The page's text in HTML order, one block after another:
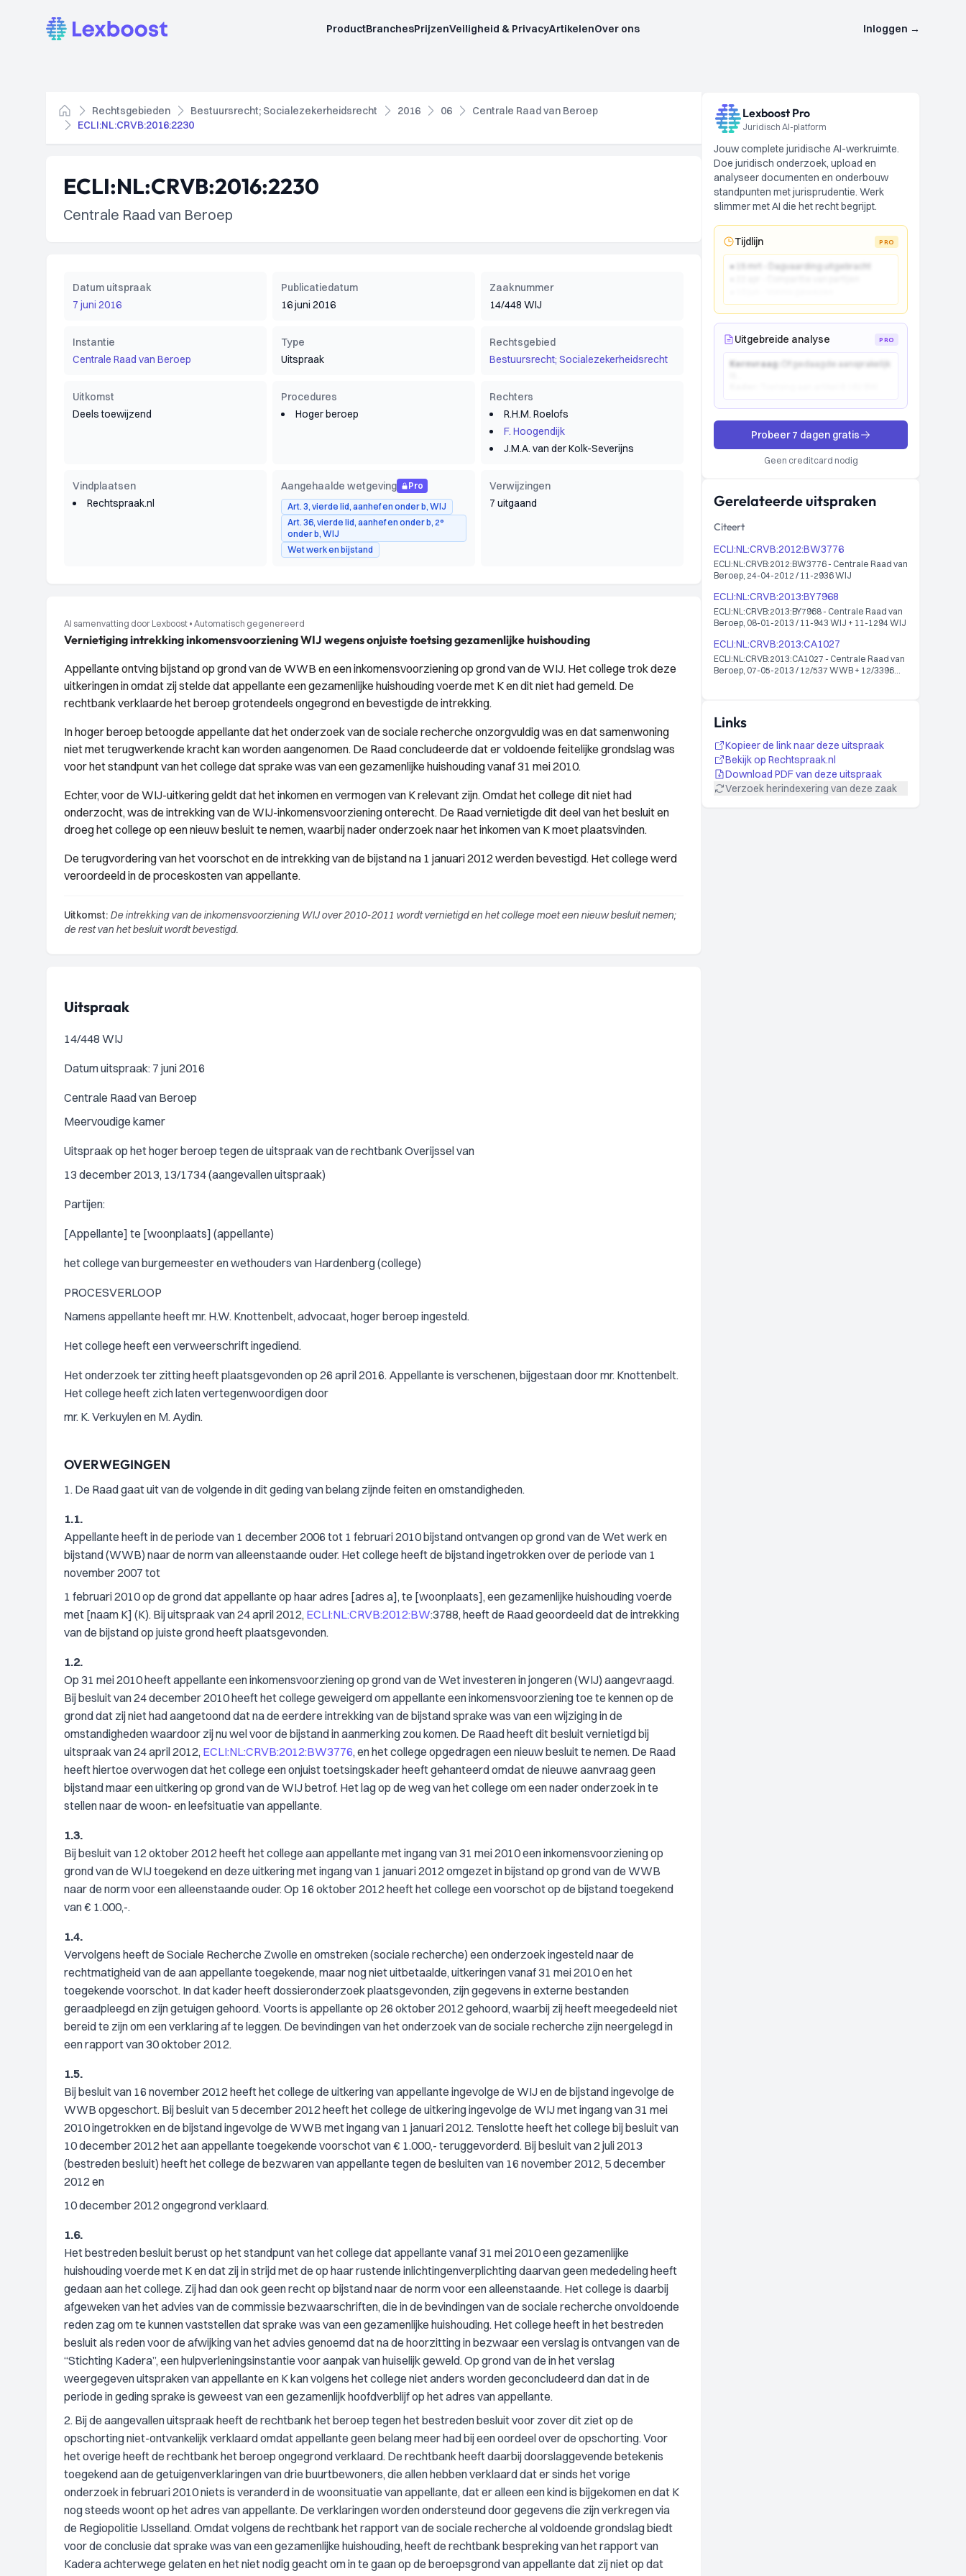
Lexboost ProductBranchesPrijzenVeiligheid & PrivacyArtikelenOver ons Inloggen →
Home
Rechtsgebieden Bestuursrecht; Socialezekerheidsrecht 2016 06
Centrale Raad van Beroep
ECLI:NL:CRVB:2016:2230
ECLI:NL:CRVB:2016:2230
Centrale Raad van Beroep
Datum uitspraak
7 juni 2016
Publicatiedatum
16 juni 2016
Zaaknummer
14/448 WIJ
Instantie
Centrale Raad van Beroep
Type
Uitspraak
Rechtsgebied
Bestuursrecht; Socialezekerheidsrecht
Uitkomst
Deels toewijzend
Procedures
Hoger beroep
Rechters
R.H.M. Roelofs
F. Hoogendijk
J.M.A. van der Kolk-Severijns
Vindplaatsen
Rechtspraak.nl
Aangehaalde wetgeving
Pro
Art. 3, vierde lid, aanhef en onder b, WIJ
Art. 36, vierde lid, aanhef en onder b, 2°
onder b, WIJ
Wet werk en bijstand
Verwijzingen
7 uitgaand
AI samenvatting door Lexboost • Automatisch gegenereerd
Vernietiging intrekking inkomensvoorziening WIJ wegens onjuiste toetsing gezamenlijke huishouding
Appellante ontving bijstand op grond van de WWB en een inkomensvoorziening op grond van de WIJ. Het college trok deze
uitkeringen in omdat zij stelde dat appellante een gezamenlijke huishouding voerde met K en dit niet had gemeld. De
rechtbank verklaarde het beroep grotendeels ongegrond en bevestigde de intrekking.
In hoger beroep betoogde appellante dat het onderzoek van de sociale recherche onzorgvuldig was en dat samenwoning
niet met terugwerkende kracht kan worden aangenomen. De Raad concludeerde dat er voldoende feitelijke grondslag was
voor het standpunt van het college dat sprake was van een gezamenlijke huishouding vanaf 31 mei 2010.
Echter, voor de WIJ-uitkering geldt dat het inkomen en vermogen van K relevant zijn. Omdat het college dit niet had
onderzocht, was de intrekking van de WIJ-inkomensvoorziening onterecht. De Raad vernietigde dit deel van het besluit en
droeg het college op een nieuw besluit te nemen, waarbij nader onderzoek naar het inkomen van K moet plaatsvinden.
De terugvordering van het voorschot en de intrekking van de bijstand na 1 januari 2012 werden bevestigd. Het college werd
veroordeeld in de proceskosten van appellante.
Uitkomst: De intrekking van de inkomensvoorziening WIJ over 2010-2011 wordt vernietigd en het college moet een nieuw besluit nemen;
de rest van het besluit wordt bevestigd.
Uitspraak
14/448 WIJ
Datum uitspraak: 7 juni 2016
Centrale Raad van Beroep
Meervoudige kamer
Uitspraak op het hoger beroep tegen de uitspraak van de rechtbank Overijssel van
13 december 2013, 13/1734 (aangevallen uitspraak)
Partijen:
[Appellante] te [woonplaats] (appellante)
het college van burgemeester en wethouders van Hardenberg (college)
PROCESVERLOOP
Namens appellante heeft mr. H.W. Knottenbelt, advocaat, hoger beroep ingesteld.
Het college heeft een verweerschrift ingediend.
Het onderzoek ter zitting heeft plaatsgevonden op 26 april 2016. Appellante is verschenen, bijgestaan door mr. Knottenbelt.
Het college heeft zich laten vertegenwoordigen door
mr. K. Verkuylen en M. Aydin.
OVERWEGINGEN
1. De Raad gaat uit van de volgende in dit geding van belang zijnde feiten en omstandigheden.
1.1.
Appellante heeft in de periode van 1 december 2006 tot 1 februari 2010 bijstand ontvangen op grond van de Wet werk en
bijstand (WWB) naar de norm van alleenstaande ouder. Het college heeft de bijstand ingetrokken over de periode van 1
november 2007 tot
1 februari 2010 op de grond dat appellante op haar adres [adres a], te [woonplaats], een gezamenlijke huishouding voerde
met [naam K] (K). Bij uitspraak van 24 april 2012, ECLI:NL:CRVB:2012:BW:3788, heeft de Raad geoordeeld dat de intrekking
van de bijstand op juiste grond heeft plaatsgevonden.
1.2.
Op 31 mei 2010 heeft appellante een inkomensvoorziening op grond van de Wet investeren in jongeren (WIJ) aangevraagd.
Bij besluit van 24 december 2010 heeft het college geweigerd om appellante een inkomensvoorziening toe te kennen op de
grond dat zij niet had aangetoond dat na de eerdere intrekking van de bijstand sprake was van een wijziging in de
omstandigheden waardoor zij nu wel voor de bijstand in aanmerking zou komen. De Raad heeft dit besluit vernietigd bij
uitspraak van 24 april 2012, ECLI:NL:CRVB:2012:BW3776, en het college opgedragen een nieuw besluit te nemen. De Raad
heeft hiertoe overwogen dat het college een onjuist toetsingskader heeft gehanteerd omdat de nieuwe aanvraag geen
bijstand maar een uitkering op grond van de WIJ betrof. Het lag op de weg van het college om een nader onderzoek in te
stellen naar de woon- en leefsituatie van appellante.
1.3.
Bij besluit van 12 oktober 2012 heeft het college aan appellante met ingang van 31 mei 2010 een inkomensvoorziening op
grond van de WIJ toegekend en deze uitkering met ingang van 1 januari 2012 omgezet in bijstand op grond van de WWB
naar de norm voor een alleenstaande ouder. Op 16 oktober 2012 heeft het college een voorschot op de bijstand toegekend
van € 1.000,-.
1.4.
Vervolgens heeft de Sociale Recherche Zwolle en omstreken (sociale recherche) een onderzoek ingesteld naar de
rechtmatigheid van de aan appellante toegekende, maar nog niet uitbetaalde, uitkeringen vanaf 31 mei 2010 en het
toegekende voorschot. In dat kader heeft dossieronderzoek plaatsgevonden, zijn gegevens in externe bestanden
geraadpleegd en zijn getuigen gehoord. Voorts is appellante op 26 oktober 2012 gehoord, waarbij zij heeft meegedeeld niet
bereid te zijn om een verklaring af te leggen. De bevindingen van het onderzoek van de sociale recherche zijn neergelegd in
een rapport van 30 oktober 2012.
1.5.
Bij besluit van 16 november 2012 heeft het college de uitkering van appellante ingevolge de WIJ en de bijstand ingevolge de
WWB opgeschort. Bij besluit van 5 december 2012 heeft het college de uitkering ingevolge de WIJ met ingang van 31 mei
2010 ingetrokken en de bijstand ingevolge de WWB met ingang van 1 januari 2012. Tenslotte heeft het college bij besluit van
10 december 2012 het aan appellante toegekende voorschot van € 1.000,- teruggevorderd. Bij besluit van 2 juli 2013
(bestreden besluit) heeft het college de bezwaren van appellante tegen de besluiten van 16 november 2012, 5 december
2012 en
10 december 2012 ongegrond verklaard.
1.6.
Het bestreden besluit berust op het standpunt van het college dat appellante vanaf 31 mei 2010 een gezamenlijke
huishouding voerde met K en dat zij in strijd met de op haar rustende inlichtingenverplichting daarvan geen mededeling heeft
gedaan aan het college. Zij had dan ook geen recht op bijstand naar de norm voor een alleenstaande. Het college is daarbij
afgeweken van het advies van de commissie bezwaarschriften, die in de bevindingen van de sociale recherche onvoldoende
reden zag om te kunnen vaststellen dat sprake was van een gezamenlijke huishouding. Het college heeft in het bestreden
besluit als reden voor de afwijking van het advies genoemd dat na de hoorzitting in bezwaar een verslag is ontvangen van de
“Stichting Kadera”, een hulpverleningsinstantie voor aanpak van huiselijk geweld. Op grond van de in het verslag
weergegeven uitspraken van appellante en K kan volgens het college niet anders worden geconcludeerd dan dat in de
periode in geding sprake is geweest van een gezamenlijk hoofdverblijf op het adres van appellante.
2. Bij de aangevallen uitspraak heeft de rechtbank het beroep tegen het bestreden besluit voor zover dit ziet op de
opschorting niet-ontvankelijk verklaard omdat appellante geen belang meer had bij een oordeel over de opschorting. Voor
het overige heeft de rechtbank het beroep ongegrond verklaard. De rechtbank heeft daarbij doorslaggevende betekenis
toegekend aan de getuigenverklaringen van drie buurtbewoners, die allen hebben verklaard dat er sinds het vorige
onderzoek in februari 2010 niets is veranderd in de woonsituatie van appellante, dat er alleen een kind is bijgekomen en dat K
nog steeds woont op het adres van appellante. De verklaringen worden ondersteund door gegevens die zijn verkregen via
de Regiopolitie IJsselland. Omdat volgens de rechtbank het rapport van de sociale recherche al voldoende grondslag biedt
voor de conclusie dat sprake was van een gezamenlijke huishouding, heeft de rechtbank bespreking van het rapport van
Kadera achterwege gelaten en het niet nodig geacht om in te gaan op de beroepsgrond van appellante dat zij niet op dat
Lexboost Pro
Juridisch AI-platform
Jouw complete juridische AI-werkruimte.
Doe juridisch onderzoek, upload en
analyseer documenten en onderbouw
standpunten met jurisprudentie. Werk
slimmer met AI die het recht begrijpt.
Tijdlijn PRO
● 15 mrt - Dagvaarding uitgebracht
Uitgebreide analyse PRO
Kernvraag:
Of gedaagde aansprakelijk
Probeer 7 dagen gratis
Geen creditcard nodig
Gerelateerde uitspraken
Citeert
ECLI:NL:CRVB:2012:BW3776
ECLI:NL:CRVB:2012:BW3776 - Centrale Raad van
Beroep, 24-04-2012 / 11-2936 WIJ
ECLI:NL:CRVB:2013:BY7968
ECLI:NL:CRVB:2013:BY7968 - Centrale Raad van
Beroep, 08-01-2013 / 11-943 WIJ + 11-1294 WIJ
ECLI:NL:CRVB:2013:CA1027
ECLI:NL:CRVB:2013:CA1027 - Centrale Raad van
Beroep, 07-05-2013 / 12/537 WWB + 12/3396
Links
Kopieer de link naar deze uitspraak
Bekijk op Rechtspraak.nl
Download PDF van deze uitspraak
Verzoek herindexering van deze zaak